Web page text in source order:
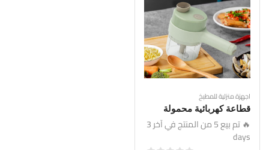
اجهزة منزلية للمطبخ
قطاعة كهربائية محمولة
🔥 تم بيع 5 من المنتج في آخر 3
days